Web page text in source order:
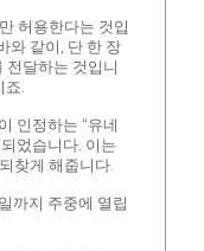
허용한다는 것입
와 같이, 단 한 장
전달하는 것입니
죠.
인정하는 “유네
었습니다. 이는
찾게 해줍니다.
까지 주중에 열립